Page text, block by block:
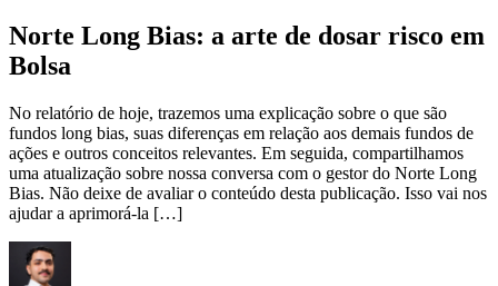
Norte Long Bias: a arte de dosar risco em
Bolsa
No relatório de hoje, trazemos uma explicação sobre o que são
fundos long bias, suas diferenças em relação aos demais fundos de
ações e outros conceitos relevantes. Em seguida, compartilhamos
uma atualização sobre nossa conversa com o gestor do Norte Long
Bias. Não deixe de avaliar o conteúdo desta publicação. Isso vai nos
ajudar a aprimorá-la […]